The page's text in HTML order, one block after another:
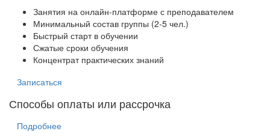
Занятия на онлайн-платформе с преподавателем
Минимальный состав группы (2-5 чел.)
Быстрый старт в обучении
Сжатые сроки обучения
Концентрат практических знаний
Записаться
Способы оплаты или рассрочка
Подробнее